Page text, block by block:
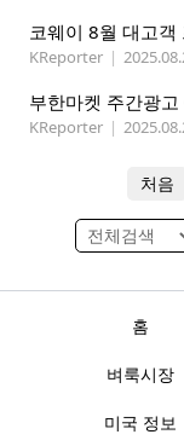
코웨이 8월 대고객
KReporter |
부한마켓 주간광
KReporter |
처음
홈
벼룩시장
미국 정보